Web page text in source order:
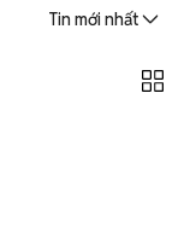
Tin mới nhất